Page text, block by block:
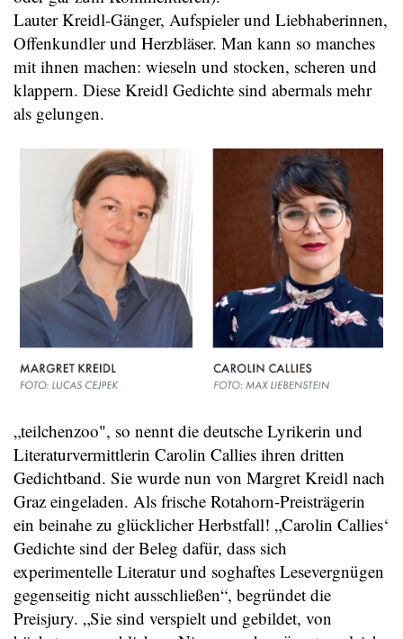
Lauter Kreidl-Gänger, Aufspieler und Liebhaberinnen,
Offenkundler und Herzbläser. Man kann so manches
mit ihnen machen: wieseln und stocken, scheren und
klappern. Diese Kreidl Gedichte sind abermals mehr
als gelungen.
„teilchenzoo", so nennt die deutsche Lyrikerin und
Literaturvermittlerin Carolin Callies ihren dritten
Gedichtband. Sie wurde nun von Margret Kreidl nach
Graz eingeladen. Als frische Rotahorn-Preisträgerin
ein beinahe zu glücklicher Herbstfall! „Carolin Callies‘
Gedichte sind der Beleg dafür, dass sich
experimentelle Literatur und soghaftes Lesevergnügen
gegenseitig nicht ausschließen“, begründet die
Preisjury. „Sie sind verspielt und gebildet, von